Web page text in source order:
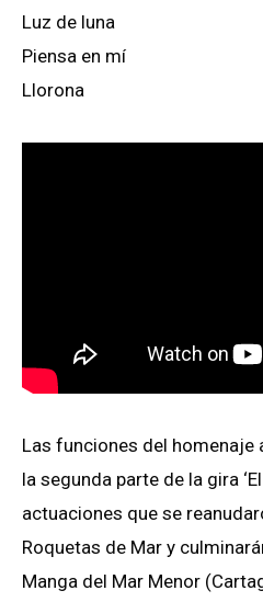
Luz de luna
Piensa en mí
Llorona
Las funciones del homenaje
la segunda parte de la gira
actuaciones que se
Roquetas de Mar y
Manga del Mar Menor